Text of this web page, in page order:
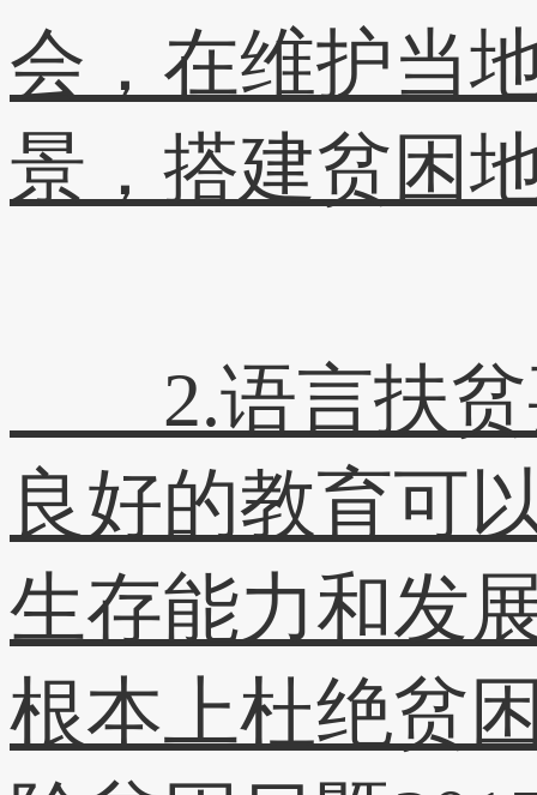
会，在维护当
景，搭建贫困
2.语言扶贫
良好的教育可
生存能力和发
根本上杜绝贫